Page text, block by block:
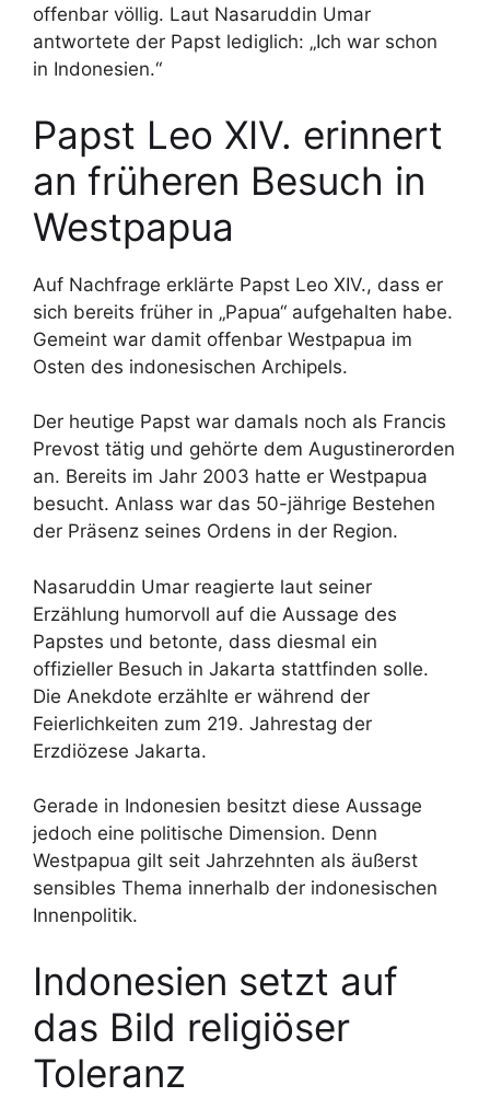
offenbar völlig. Laut Nasaruddin Umar
antwortete der Papst lediglich: „Ich war schon
in Indonesien.“
Papst Leo XIV. erinnert
an früheren Besuch in
Westpapua
Auf Nachfrage erklärte Papst Leo XIV., dass er
sich bereits früher in „Papua“ aufgehalten habe.
Gemeint war damit offenbar Westpapua im
Osten des indonesischen Archipels.
Der heutige Papst war damals noch als Francis
Prevost tätig und gehörte dem Augustinerorden
an. Bereits im Jahr 2003 hatte er Westpapua
besucht. Anlass war das 50-jährige Bestehen
der Präsenz seines Ordens in der Region.
Nasaruddin Umar reagierte laut seiner
Erzählung humorvoll auf die Aussage des
Papstes und betonte, dass diesmal ein
offizieller Besuch in Jakarta stattfinden solle.
Die Anekdote erzählte er während der
Feierlichkeiten zum 219. Jahrestag der
Erzdiözese Jakarta.
Gerade in Indonesien besitzt diese Aussage
jedoch eine politische Dimension. Denn
Westpapua gilt seit Jahrzehnten als äußerst
sensibles Thema innerhalb der indonesischen
Innenpolitik.
Indonesien setzt auf
das Bild religiöser
Toleranz